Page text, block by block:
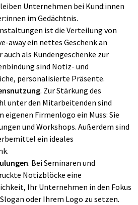
Unternehmen bei Kund:innen
im Gedächtnis.
ist die Verteilung von
away ein nettes Geschenk an
auch als Kundengeschenke zur
sind Notiz- und
personalisierte Präsente.
. Zur Stärkung des
unter den Mitarbeitenden sind
Firmenlogo ein Muss: Sie
und Workshops. Außerdem sind
ein ideales
. Bei Seminaren und
Notizblöcke eine
Ihr Unternehmen in den Fokus
oder Ihrem Logo zu setzen.